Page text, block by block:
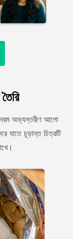
নরম অভ্যন্তরীণ আলো
যাতে চূড়ান্ত চিত্রটি